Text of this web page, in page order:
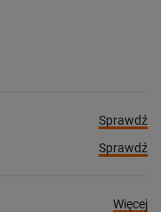
Sprawdź
Sprawdź
Więcej